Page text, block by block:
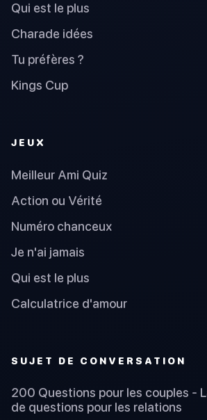
Qui est le plus
Charade idées
Tu préfères ?
Kings Cup
JEUX
Meilleur Ami Quiz
Action ou Vérité
Numéro chanceux
Je n'ai jamais
Qui est le plus
Calculatrice d'amour
SUJET DE CONVERSATION
200 Questions pour les couples -
de questions pour les relations